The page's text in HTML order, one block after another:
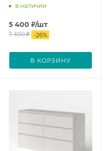
в наличии
5 400 ₽/шт
7 300₽ -26%
В КОРЗИНУ